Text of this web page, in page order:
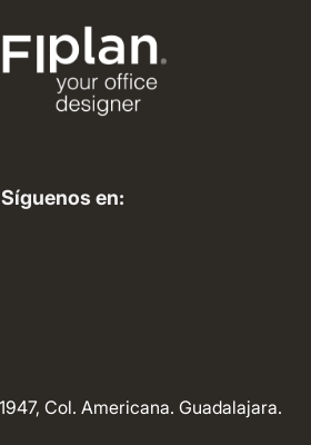
Síguenos en:
Col. Americana. Guadalajara.